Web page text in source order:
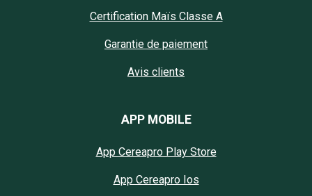
Certification Maïs Classe A
Garantie de paiement
Avis clients
APP MOBILE
App Cereapro Play Store
App Cereapro Ios